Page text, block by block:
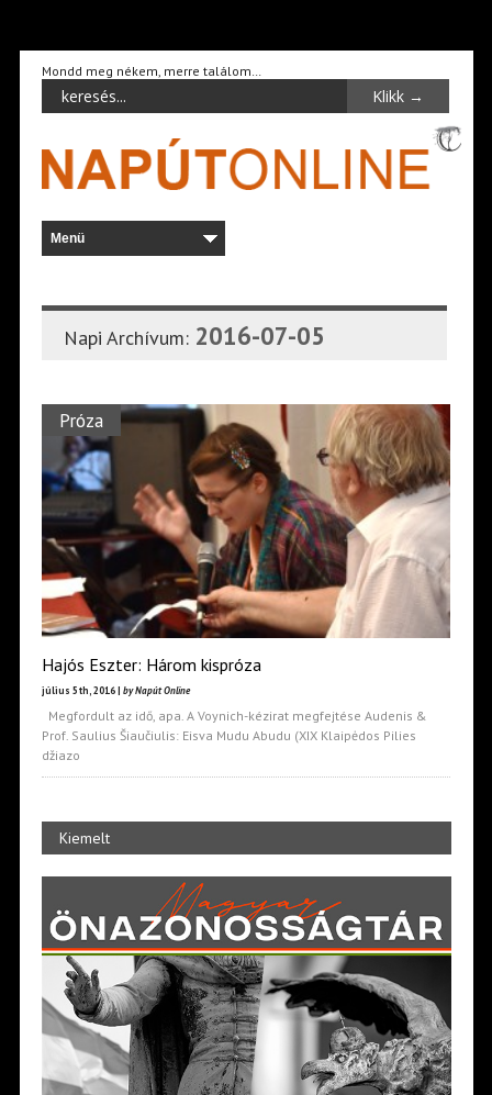
Mondd meg nékem, merre találom…
Napi Archívum: 2016-07-05
Próza
Hajós Eszter: Három kispróza
július 5th, 2016 | by Napút Online
Megfordult az idő, apa. A Voynich-kézirat megfejtése Audenis &
Prof. Saulius Šiaučiulis: Eisva Mudu Abudu (XIX Klaipėdos Pilies
džiazo
Kiemelt